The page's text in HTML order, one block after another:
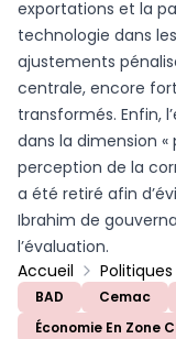
exportations et la
technologie dans
ajustements
centrale, encore
transformés. Enfin,
dans la dimension «
perception de la
a été retiré afin
Ibrahim de
l’évaluation.
Accueil
BAD Cemac
Économie En Zone